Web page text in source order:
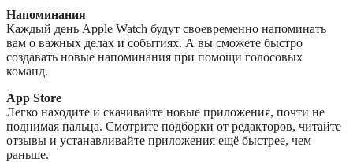
Напоминания
Каждый день Apple Watch будут своевременно напоминать
вам о важных делах и событиях. А вы сможете быстро
создавать новые напоминания при помощи голосовых
команд.
App Store
Легко находите и скачивайте новые приложения, почти не
поднимая пальца. Смотрите подборки от редакторов, читайте
отзывы и устанавливайте приложения ещё быстрее, чем
раньше.